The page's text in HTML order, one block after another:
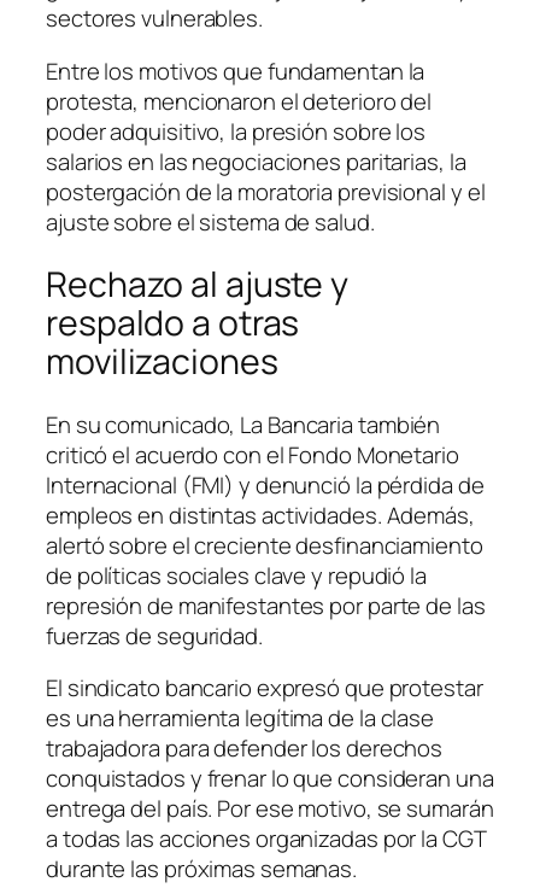
sectores vulnerables.
Entre los motivos que fundamentan la
protesta, mencionaron el deterioro del
poder adquisitivo, la presión sobre los
salarios en las negociaciones paritarias, la
postergación de la moratoria previsional y el
ajuste sobre el sistema de salud.
Rechazo al ajuste y
respaldo a otras
movilizaciones
En su comunicado, La Bancaria también
criticó el acuerdo con el Fondo Monetario
Internacional (FMI) y denunció la pérdida de
empleos en distintas actividades. Además,
alertó sobre el creciente desfinanciamiento
de políticas sociales clave y repudió la
represión de manifestantes por parte de las
fuerzas de seguridad.
El sindicato bancario expresó que protestar
es una herramienta legítima de la clase
trabajadora para defender los derechos
conquistados y frenar lo que consideran una
entrega del país. Por ese motivo, se sumarán
a todas las acciones organizadas por la CGT
durante las próximas semanas.